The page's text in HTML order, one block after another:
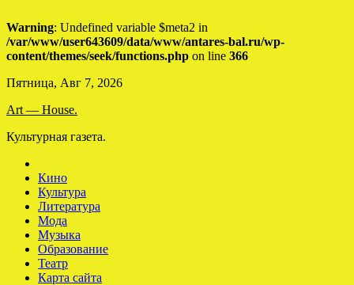
Warning: Undefined variable $meta2 in
/var/www/user643609/data/www/antares-bal.ru/wp-
content/themes/seek/functions.php on line 366
Skip
content
Пятница, Авг 7, 2026
Art — House.
Культурная газета.
Кино
Культура
Литература
Мода
Музыка
Образование
Театр
Карта сайта